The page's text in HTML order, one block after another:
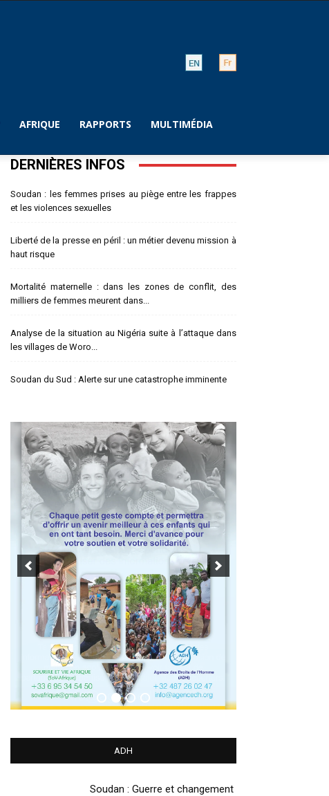
AFRIQUE RAPPORTS MULTIMÉDIA
DERNIÈRES INFOS
Soudan : les femmes prises au piège entre les frappes
et les violences sexuelles
Liberté de la presse en péril : un métier devenu mission à
haut risque
Mortalité maternelle : dans les zones de conflit, des
milliers de femmes meurent dans...
Analyse de la situation au Nigéria suite à l’attaque dans
les villages de Woro...
Soudan du Sud : Alerte sur une catastrophe imminente
ADH
Soudan : Guerre et changement